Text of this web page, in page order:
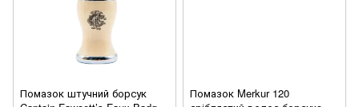
Помазок штучний борсук
Помазок Merkur 120